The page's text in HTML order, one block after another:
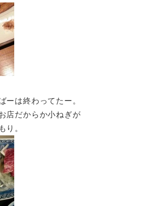
ーは終わってたー。
店だからか小ねぎが
り。